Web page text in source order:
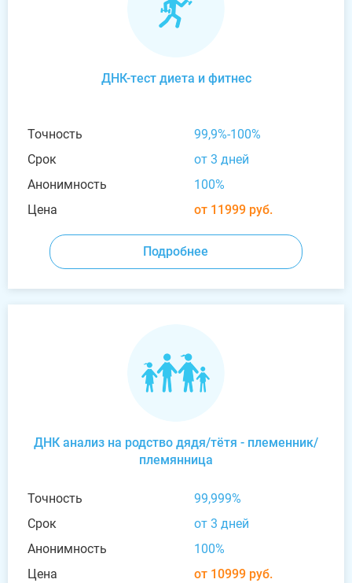
ДНК-тест диета и фитнес
Точность
99,9%-100%
Срок
от 3 дней
Анонимность
100%
Цена
от 11999 руб.
Подробнее
ДНК анализ на родство дядя/тётя - племенник/
племянница
Точность
99,999%
Срок
от 3 дней
Анонимность
100%
Цена
от 10999 руб.